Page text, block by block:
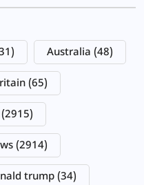
Australia (48)
(65)
(2915)
(2914)
trump (34)